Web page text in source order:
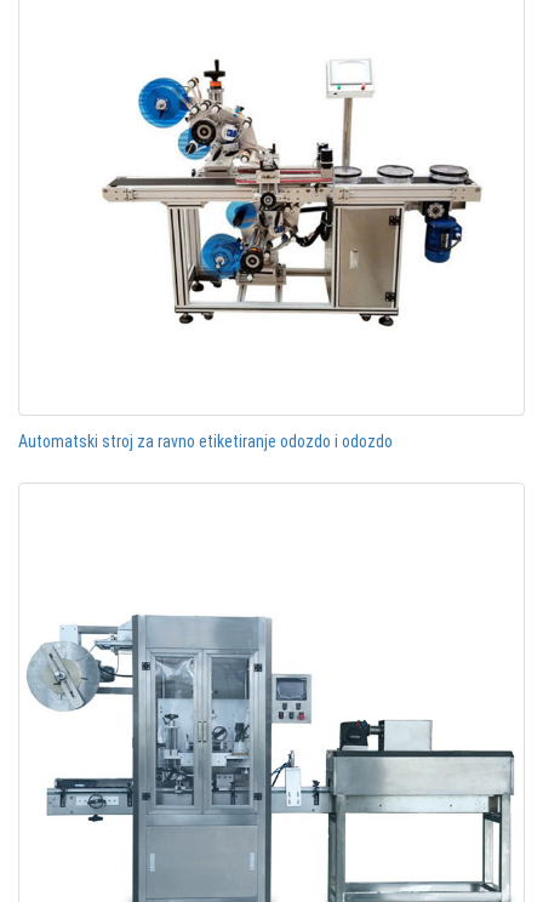
Automatski stroj za ravno etiketiranje odozdo i odozdo